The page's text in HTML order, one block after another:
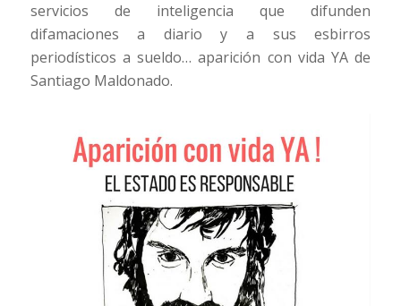
servicios de inteligencia que difunden
difamaciones a diario y a sus esbirros
periodísticos a sueldo… aparición con vida YA de
Santiago Maldonado.